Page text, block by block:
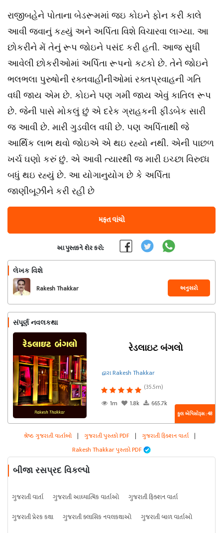
રાજીબહેને પોતાના બેડરૂમમાં જઇ કોઇને ફોન કરી કાલે
આવી જવાનું કહ્યું અને અર્પિતા વિશે વિચારવા લાગ્યા. આ
છોકરીને મેં તેનું રૂપ જોઇને પસંદ કરી હતી. આજ સુધી
આવેલી છોકરીઓમાં અર્પિતા રૂપનો કટકો છે. તેને જોઇને
ભલભલા પુરુષોની રક્તવાહીનીઓમાં રક્તપ્રવાહની ગતિ
વધી જાય એમ છે. કોઇને પણ ગમી જાય એવું કાતિલ રૂપ
છે. જેની પાસે મોકલું છું એ દરેક ગ્રાહકની ફીડબેક સારી
જ આવી છે. મારી ગુડવીલ વધી છે. પણ અર્પિતાથી જે
આર્થિક લાભ થવો જોઇએ એ થઇ રહ્યો નથી. એની પાછળ
ખર્ચ ઘણો કરું છું. એ આવી ત્યારથી જ મારી ઇચ્છા વિરુધ્ધ
બધું થઇ રહ્યું છે. આ યોગાનુયોગ છે કે અર્પિતા
જાણીબૂઝીને કરી રહી છે
મફત વાંચો
આ પુસ્તકને શેર કરો:
લેખક વિશે
Rakesh Thakkar અનુસરો
સંપૂર્ણ નવલકથા
રેડલાઇટ બંગલો
દ્વારા Rakesh Thakkar
(35.5m)
1m
1.8k 665.7k
કુલ એપિસોડ્સ : 48
શ્રેષ્ઠ ગુજરાતી વાર્તાઓ | ગુજરાતી પુસ્તકો PDF | ગુજરાતી ફિક્શન વાર્તા |
Rakesh Thakkar પુસ્તકો PDF
બીજા રસપ્રદ વિકલ્પો
ગુજરાતી વાર્તા ગુજરાતી આધ્યાત્મિક વાર્તાઓ
ગુજરાતી ફિક્શન વાર્તા
ગુજરાતી પ્રેરક કથા
ગુજરાતી ક્લાસિક નવલકથાઓ
ગુજરાતી બાળ વાર્તાઓ